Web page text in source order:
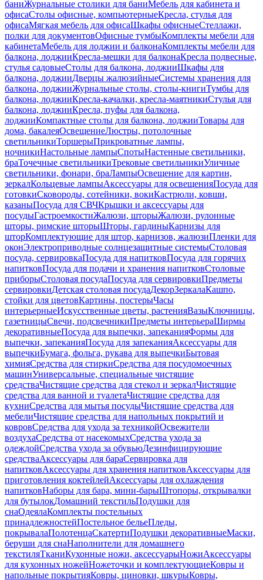
баниЖурнальные столики для баниМебель для кабинета и
офисаСтолы офисные, компьютерныеКресла, стулья для
офисаМягкая мебель для офисаШкафы офисныеСтеллажи,
полки для документовОфисные тумбыКомплекты мебели для
кабинетаМебель для лоджии и балконаКомплекты мебели для
балкона, лоджииКресла-мешки для балконаКресла подвесные,
стулья садовыеСтолы для балкона, лоджииШкафы для
балкона, лоджииДверцы жалюзийныеСистемы хранения для
балкона, лоджииЖурнальные столы, столы-книгиТумбы для
балкона, лоджииКресла-качалки, кресла-маятникиСтулья для
балкона, лоджииКресла, пуфы для балкона,
лоджииКомпактные столы для балкона, лоджииТовары для
дома, бакалеяОсвещениеЛюстры, потолочные
светильникиТоршерыПрикроватные лампы,
ночникиНастольные лампыСпотыНастенные светильники,
браТочечные светильникиТрековые светильникиУличные
светильники, фонари, браЛампыОсвещение для картин,
зеркалКольцевые лампыАксессуары для освещенияПосуда для
готовкиСковороды, сотейники, вокиКастрюли, ковши,
казаныПосуда для СВЧКрышки и аксессуары для
посудыГастроемкостиЖалюзи, шторыЖалюзи, рулонные
шторы, римские шторыШторы, гардиныКарнизы для
шторКомплектующие для штор, карнизов, жалюзиПленки для
оконЭлектроприводные солнцезащитные системыСтоловая
посуда, сервировкаПосуда для напитковПосуда для горячих
напитковПосуда для подачи и хранения напитковСтоловые
приборыСтоловая посудаПосуда для сервировкиПредметы
сервировкиДетская столовая посудаДекорЗеркалаКашпо,
стойки для цветовКартины, постерыЧасы
интерьерныеИскусственные цветы, растенияВазыКлючницы,
газетницыСвечи, подсвечникиПредметы интерьераШирмы
декоративныеПосуда для выпечки, запеканияФормы для
выпечки, запеканияПосуда для запеканияАксессуары для
выпечкиБумага, фольга, рукава для выпечкиБытовая
химияСредства для стиркиСредства для посудомоечных
машинУниверсальные, специальные чистящие
средстваЧистящие средства для стекол и зеркалЧистящие
средства для ванной и туалетаЧистящие средства для
кухниСредства для мытья посудыЧистящие средства для
мебелиЧистящие средства для напольных покрытий и
ковровСредства для ухода за техникойОсвежители
воздухаСредства от насекомыхСредства ухода за
одеждойСредства ухода за обувьюДезинфицирующие
средстваАксессуары для бараСервировка для
напитковАксессуары для хранения напитковАксессуары для
приготовления коктейлейАксессуары для охлаждения
напитковНаборы для бара, мини-барыШтопоры, открывалки
для бутылокДомашний текстильПодушки для
снаОдеялаКомплекты постельных
принадлежностейПостельное бельеПледы,
покрывалаПолотенцаСкатертиПодушки декоративныеМаски,
беруши для снаНаполнители для домашнего
текстиляТканиКухонные ножи, аксессуарыНожиАксессуары
для кухонных ножейНожеточки и комплектующиеКовры и
напольные покрытияКовры, циновки, шкурыКовры,